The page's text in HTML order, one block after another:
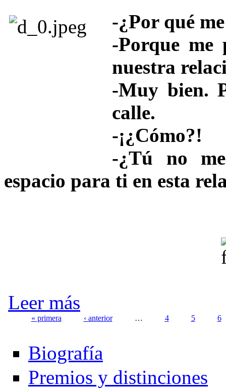
-¿Por qué
-Porque me
nuestra
-Muy bien.
calle.
-¡¿Cómo?!
-¿Tú no
espacio para ti en esta
Leer más
« primera ‹ anterior … 4 5 6
Biografía
Premios y distinciones